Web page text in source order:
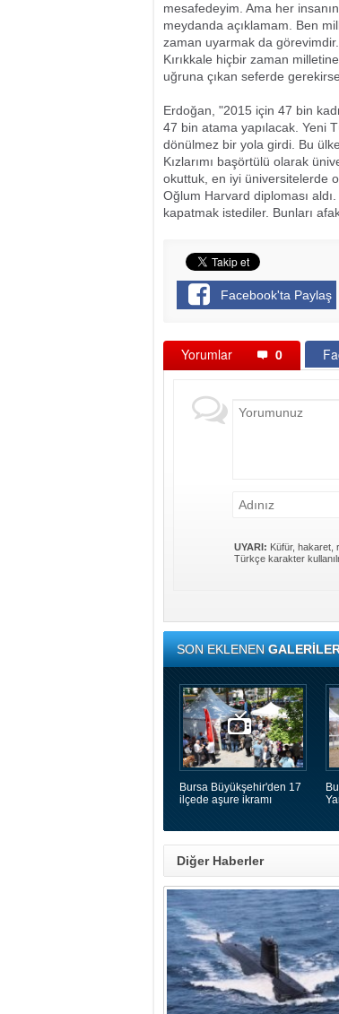
mesafedeyim. Ama her
meydanda açıklamam. Ben
zaman uyarmak da
Kırıkkale hiçbir zaman
uğruna çıkan seferde
Erdoğan, "2015 için 47 bin
47 bin atama yapılacak. Yeni
dönülmez bir yola girdi. Bu
Kızlarımı başörtülü olarak
okuttuk, en iyi üniversitelerde
Oğlum Harvard diploması
kapatmak istediler. Bunları
Facebook'ta Paylaş
Yorumlar 0
UYARI: Küfür, hakaret,
Türkçe karakter
SON EKLENEN
Bursa Büyükşehir'den 17
ilçede aşure ikramı
Diğer Haberler